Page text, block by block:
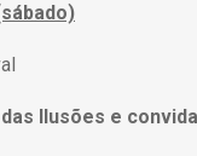
Ilusões e